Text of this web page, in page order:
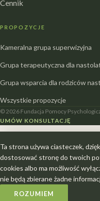
Cennik
PROPOZYCJE
Kameralna grupa superwizyjna
Grupa terapeutyczna dla
Grupa wsparcia dla rodziców
Wszystkie propozycje
© 2026 Fundacja Pomocy
UMÓW KONSULTACJĘ
Ta strona używa ciasteczek,
dostosować stronę do twoich
cookies albo ma możliwość
nie będą zbierane żadne
ROZUMIEM